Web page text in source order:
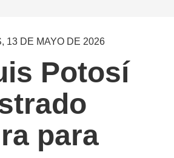
13 DE MAYO DE 2026
Potosí
para